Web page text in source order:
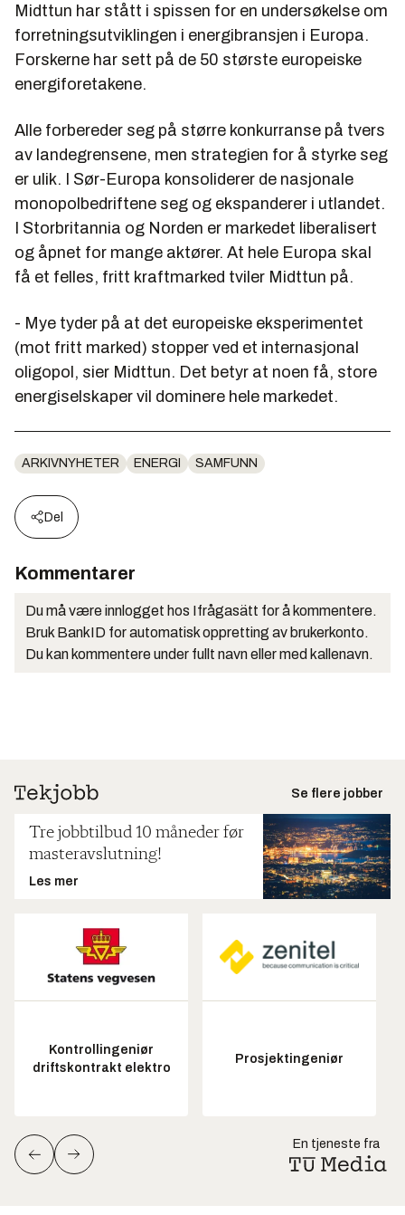
Midttun har stått i spissen for en undersøkelse om
forretningsutviklingen i energibransjen i Europa.
Forskerne har sett på de 50 største europeiske
energiforetakene.
Alle forbereder seg på større konkurranse på tvers
av landegrensene, men strategien for å styrke seg
er ulik. I Sør-Europa konsoliderer de nasjonale
monopolbedriftene seg og ekspanderer i utlandet.
I Storbritannia og Norden er markedet liberalisert
og åpnet for mange aktører. At hele Europa skal
få et felles, fritt kraftmarked tviler Midttun på.
- Mye tyder på at det europeiske eksperimentet
(mot fritt marked) stopper ved et internasjonal
oligopol, sier Midttun. Det betyr at noen få, store
energiselskaper vil dominere hele markedet.
ARKIVNYHETER ENERGI SAMFUNN
Del
Kommentarer
Du må være innlogget hos Ifrågasätt for å kommentere.
Bruk BankID for automatisk oppretting av brukerkonto.
Du kan kommentere under fullt navn eller med kallenavn.
Se flere jobber
Tre jobbtilbud 10 måneder før
masteravslutning!
Les mer
Kontrollingeniør
driftskontrakt elektro
Prosjektingeniør
En tjeneste fra